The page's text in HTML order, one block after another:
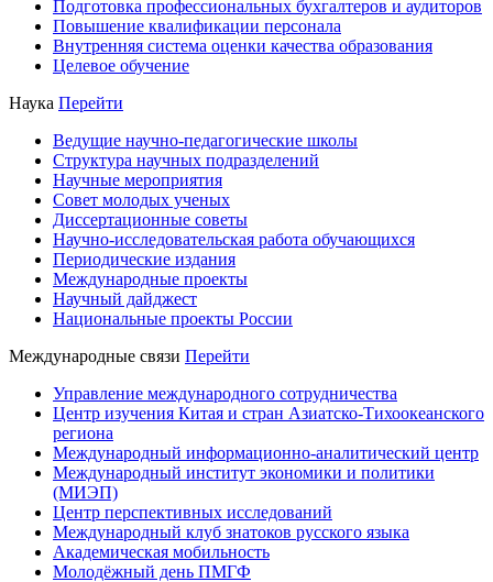
Подготовка профессиональных бухгалтеров и аудиторов
Повышение квалификации персонала
Внутренняя система оценки качества образования
Целевое обучение
Наука Перейти
Ведущие научно-педагогические школы
Структура научных подразделений
Научные мероприятия
Совет молодых ученых
Диссертационные советы
Научно-исследовательская работа обучающихся
Периодические издания
Международные проекты
Научный дайджест
Национальные проекты России
Международные связи Перейти
Управление международного сотрудничества
Центр изучения Китая и стран Азиатско-Тихоокеанского
региона
Международный информационно-аналитический центр
Международный институт экономики и политики
(МИЭП)
Центр перспективных исследований
Международный клуб знатоков русского языка
Академическая мобильность
Молодёжный день ПМГФ